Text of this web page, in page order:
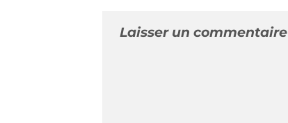
Laisser un commentaire